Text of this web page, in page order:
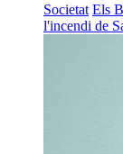
Societat Els
l'incendi de